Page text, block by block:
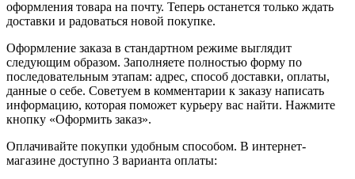
оформления товара на почту. Теперь останется только ждать
доставки и радоваться новой покупке.
Оформление заказа в стандартном режиме выглядит
следующим образом. Заполняете полностью форму по
последовательным этапам: адрес, способ доставки, оплаты,
данные о себе. Советуем в комментарии к заказу написать
информацию, которая поможет курьеру вас найти. Нажмите
кнопку «Оформить заказ».
Оплачивайте покупки удобным способом. В интернет-
магазине доступно 3 варианта оплаты: